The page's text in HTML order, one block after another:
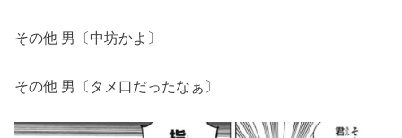
その他 男〔中坊かよ〕
その他 男〔タメ口だったなぁ〕